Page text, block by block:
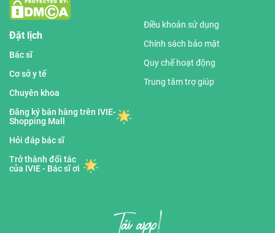
Đặt lịch
Bác sĩ
Cơ sở y tế
Chuyên khoa
Đăng ký bán hàng trên IVIE-
Shopping Mall
Hỏi đáp bác sĩ
Trở thành đối tác
của IVIE - Bác sĩ ơi
Điều khoản sử dụng
Chính sách bảo mật
Quy chế hoạt động
Trung tâm trợ giúp